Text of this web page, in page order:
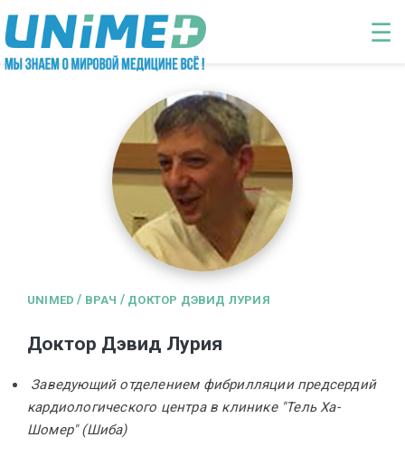
Перейти к основному содержанию
☰
UNIMED / ВРАЧ / ДОКТОР ДЭВИД ЛУРИЯ
Доктор Дэвид Лурия
Заведующий отделением фибрилляции предсердий
кардиологического центра в клинике "Тель Ха-
Шомер" (Шиба)